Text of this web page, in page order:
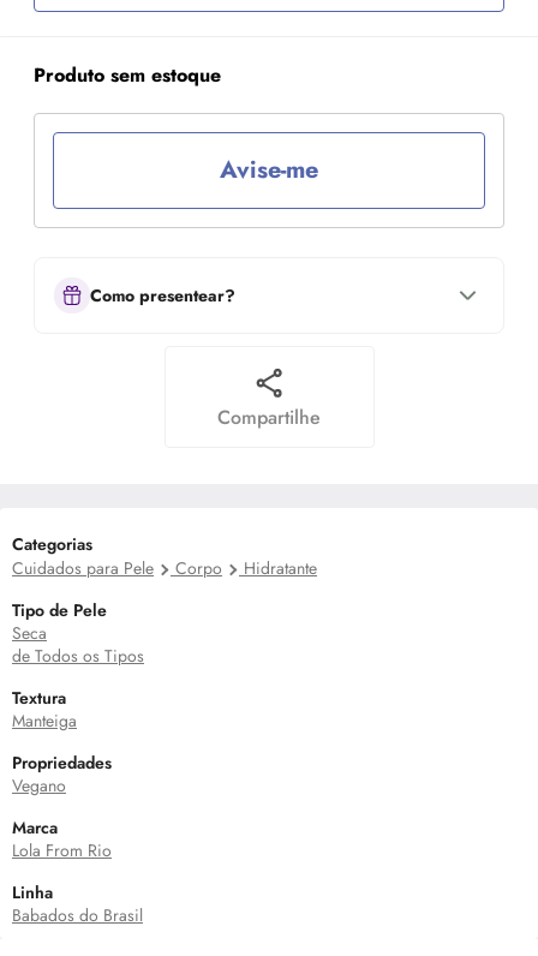
Produto sem estoque
Avise-me
Como presentear?
Compartilhe
Categorias
Cuidados para Pele
Corpo
Hidratante
Tipo de Pele
Seca
de Todos os Tipos
Textura
Manteiga
Propriedades
Vegano
Marca
Lola From Rio
Linha
Babados do Brasil